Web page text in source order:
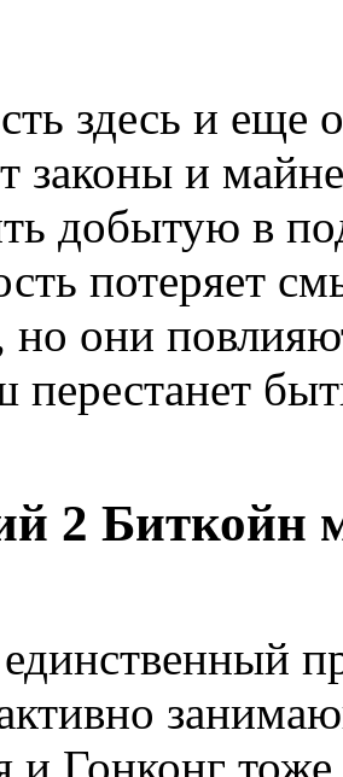
здесь и
законы и
добытую в
потеряет
но они
перестанет
2 Биткойн